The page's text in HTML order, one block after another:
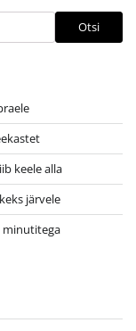
Otsi
keele alla
järvele
minutitega